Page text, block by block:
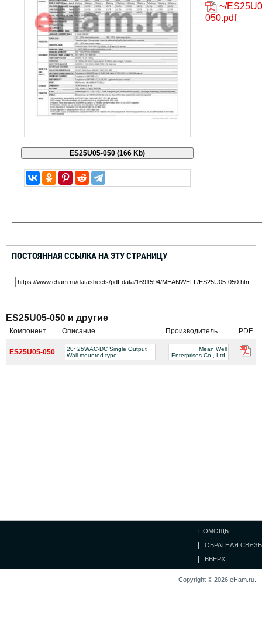
~/
050.pdf
ПОСТОЯННАЯ ССЫЛКА НА ЭТУ СТРАНИЦУ
ES25U05-050 и другие
Компонент Описание Производитель PDF
ES25U05-050
20~25WAC-DC Single Output
Wall-mounted type
Mean Well
Enterprises Co., Ltd.
ПОМОЩЬ
ОБРАТНАЯ СВЯЗЬ
ВВЕРХ
Copyright © 2026 eHam.ru.